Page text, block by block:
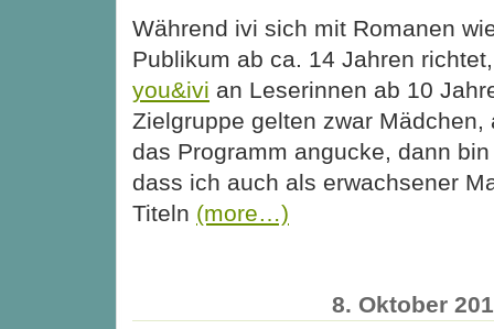
Während ivi sich mit Romanen
Publikum ab ca. 14 Jahren
you&ivi an Leserinnen ab 10
Zielgruppe gelten zwar Mädchen,
das Programm angucke, dann
dass ich auch als erwachsener
Titeln (more…)
8. Oktober